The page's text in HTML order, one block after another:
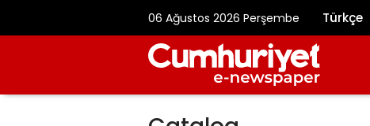
06 Ağustos 2026 Perşembe Türkçe